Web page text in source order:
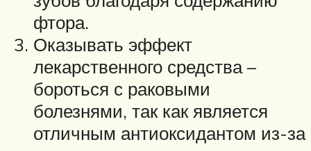
фтора.
Оказывать эффект
лекарственного средства –
бороться с раковыми
болезнями, так как является
отличным антиоксидантом из-за